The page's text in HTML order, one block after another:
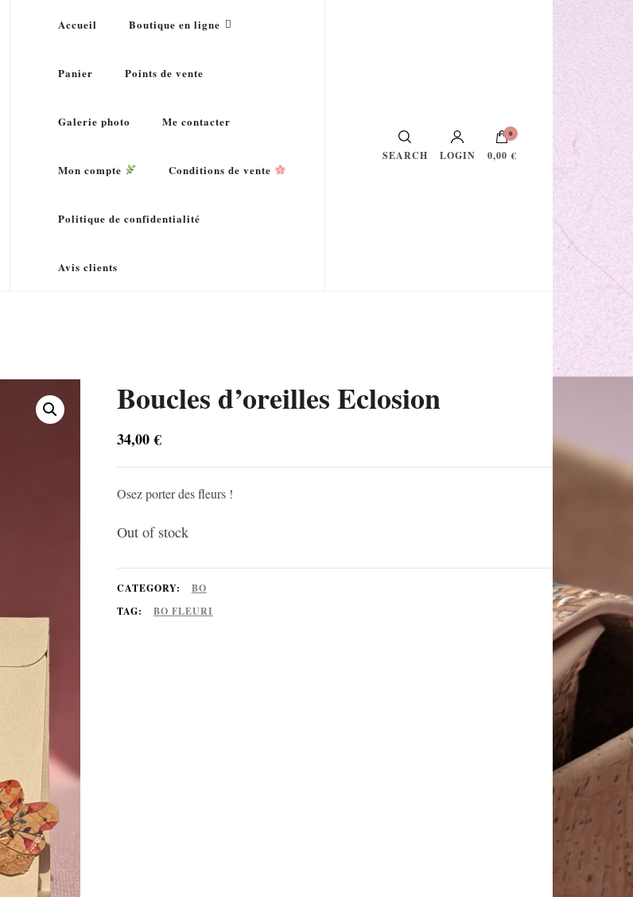
Accueil Boutique en ligne
Panier Points de vente
Galerie photo Me contacter
Mon compte Conditions de vente
Politique de confidentialité
Avis clients
SEARCH LOGIN
0
0,00 €
Boucles d’oreilles Eclosion
34,00€
Osez porter des fleurs !
Out of stock
CATEGORY:
BO
TAG:
BO FLEURI